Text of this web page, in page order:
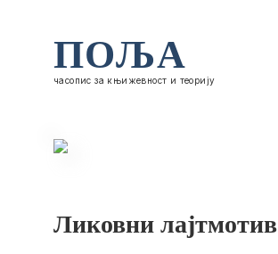
ПОЉА
часопис за књижевност и теорију
Ликовни лајтмотив